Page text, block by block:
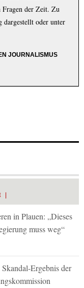
der Zeit. Zu
dargestellt oder unter
JOURNALISMUS
in Plauen: „Dieses
muss weg“
Ergebnis der